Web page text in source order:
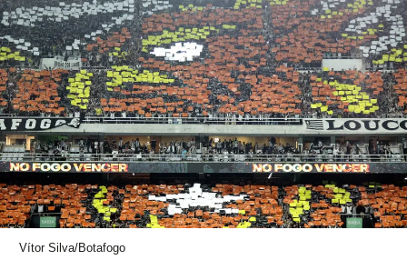
Vítor Silva/Botafogo